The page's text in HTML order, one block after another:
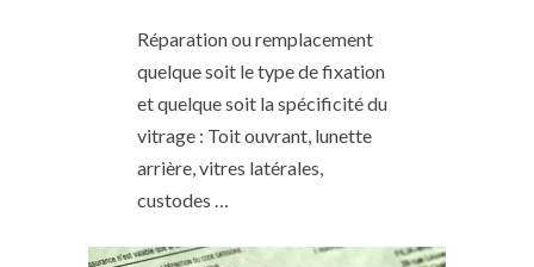
Réparation ou remplacement
quelque soit le type de fixation
et quelque soit la spécificité du
vitrage : Toit ouvrant, lunette
arrière, vitres latérales,
custodes …